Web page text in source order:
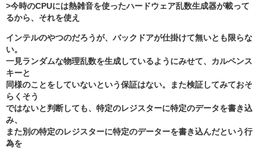
>今時のCPUには熱雑音を使ったハードウェア乱数生成器が載って
るから、それを使え
インテルのやつのだろうが、バックドアが仕掛けて無いとも限らな
い。
一見ランダムな物理乱数を生成しているようにみせて、カルペンス
キーと
同様のことをしていないという保証はない。また検証してみておそ
らくそう
ではないと判断しても、特定のレジスターに特定のデータを書き込
み、
また別の特定のレジスターに特定のデーターを書き込んだという行
為を